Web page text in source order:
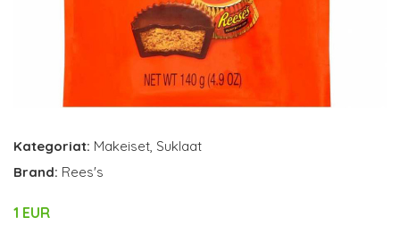
Kategoriat: Makeiset, Suklaat
Brand: Rees's
1 EUR